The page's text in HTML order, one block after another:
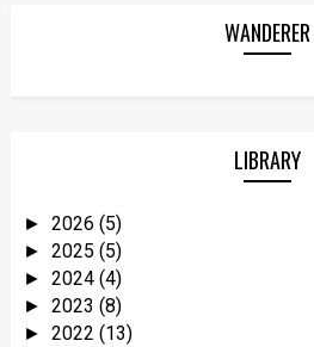
WANDERER
LIBRARY
► 2026 (5)
► 2025 (5)
► 2024 (4)
► 2023 (8)
► 2022 (13)